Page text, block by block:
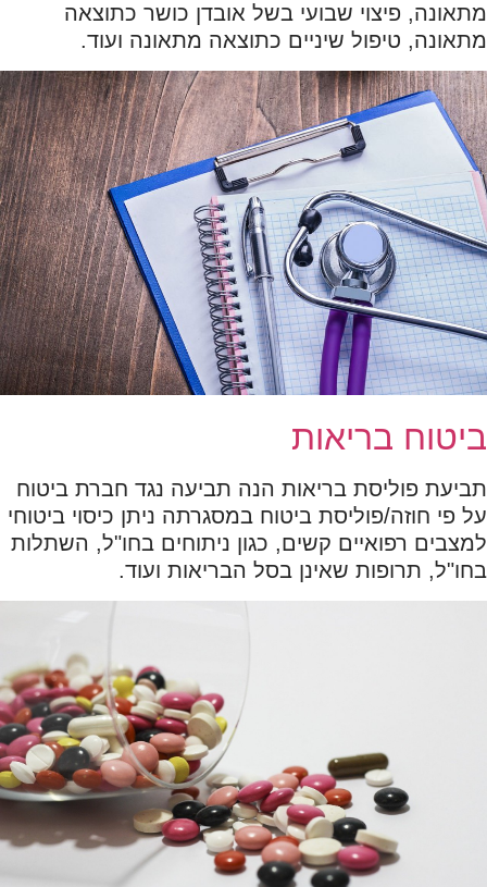
מתאונה, פיצוי שבועי בשל אובדן כושר כתוצאה
מתאונה, טיפול שיניים כתוצאה מתאונה ועוד.
ביטוח בריאות
תביעת פוליסת בריאות הנה תביעה נגד חברת ביטוח
על פי חוזה/פוליסת ביטוח במסגרתה ניתן כיסוי ביטוחי
למצבים רפואיים קשים, כגון ניתוחים בחו"ל, השתלות
בחו"ל, תרופות שאינן בסל הבריאות ועוד.